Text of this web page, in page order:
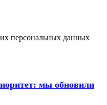
персональных данных
мы обновили